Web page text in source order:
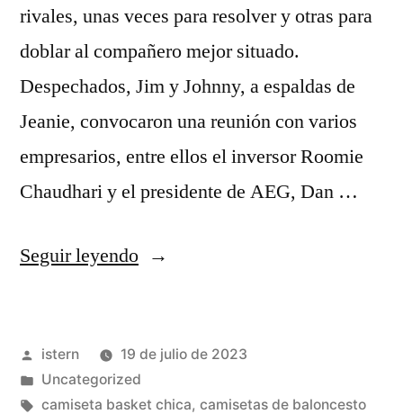
rivales, unas veces para resolver y otras para
doblar al compañero mejor situado.
Despechados, Jim y Johnny, a espaldas de
Jeanie, convocaron una reunión con varios
empresarios, entre ellos el inversor Roomie
Chaudhari y el presidente de AEG, Dan …
Seguir leyendo«Los
un
Ostracismo
Publicado
por
istern
19 de julio de 2023
Publicado
en
Uncategorized
Etiquetas:
camiseta basket chica, camisetas de baloncesto